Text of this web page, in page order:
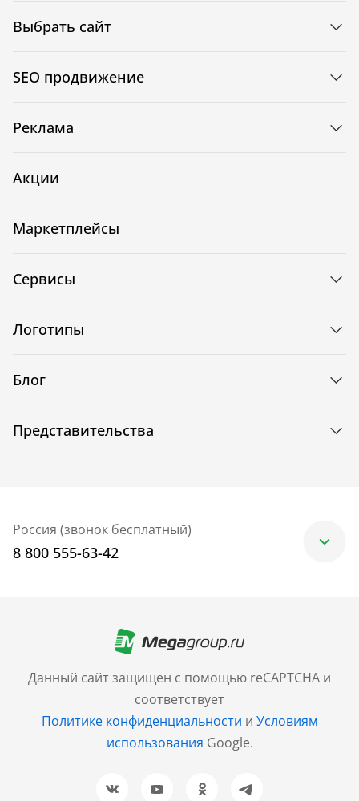
Данный сайт защищен с помощью reCAPTCHA и
соответствует
Политике конфиденциальности и Условиям
использования Google.
Выбрать сайт
SEO продвижение
Реклама
Акции
Маркетплейсы
Сервисы
Логотипы
Блог
Представительства
Россия (звонок бесплатный)
8 800 555-63-42
+7 (499) 705-30-10
Санкт-Петербург
+7 (812) 600-77-33
Барнаул
+7 (961) 999-93-93
Новосибирск